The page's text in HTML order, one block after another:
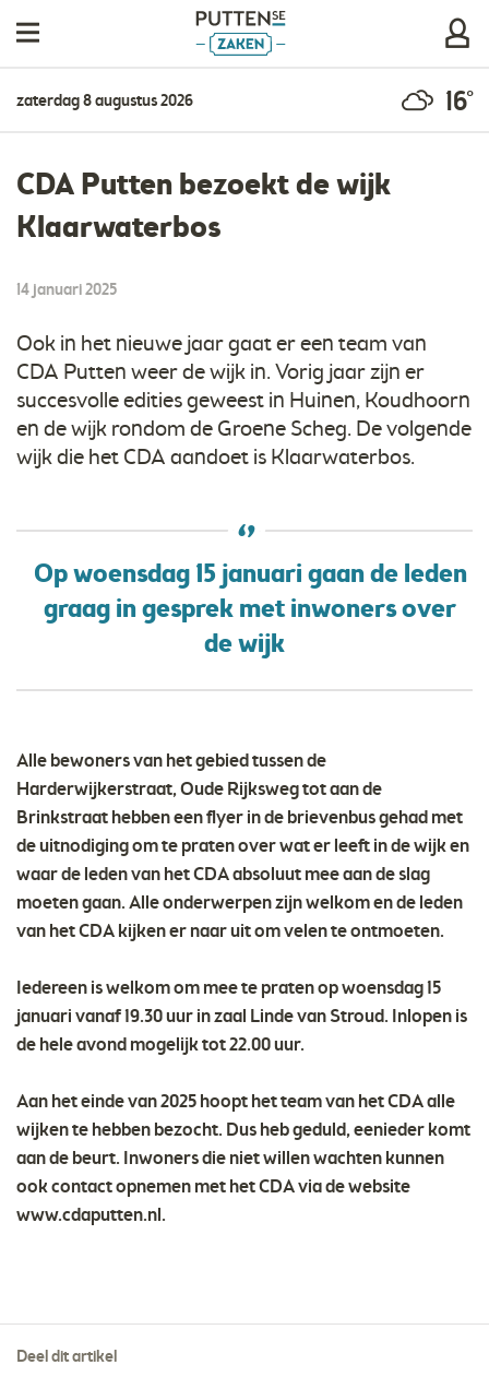
zaterdag 8 augustus 2026 16°
CDA Putten bezoekt de wijk
Klaarwaterbos
14 januari 2025
Ook in het nieuwe jaar gaat er een team van
CDA Putten weer de wijk in. Vorig jaar zijn er
succesvolle edities geweest in Huinen, Koudhoorn
en de wijk rondom de Groene Scheg. De volgende
wijk die het CDA aandoet is Klaarwaterbos.
Op woensdag 15 januari gaan de leden
graag in gesprek met inwoners over
de wijk
Alle bewoners van het gebied tussen de
Harderwijkerstraat, Oude Rijksweg tot aan de
Brinkstraat hebben een flyer in de brievenbus gehad met
de uitnodiging om te praten over wat er leeft in de wijk en
waar de leden van het CDA absoluut mee aan de slag
moeten gaan. Alle onderwerpen zijn welkom en de leden
van het CDA kijken er naar uit om velen te ontmoeten.
Iedereen is welkom om mee te praten op woensdag 15
januari vanaf 19.30 uur in zaal Linde van Stroud. Inlopen is
de hele avond mogelijk tot 22.00 uur.
Aan het einde van 2025 hoopt het team van het CDA alle
wijken te hebben bezocht. Dus heb geduld, eenieder komt
aan de beurt. Inwoners die niet willen wachten kunnen
ook contact opnemen met het CDA via de website
www.cdaputten.nl.
Deel dit artikel